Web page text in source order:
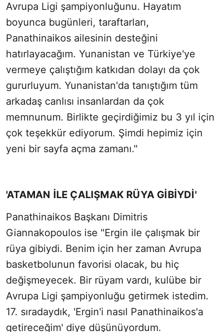
Avrupa Ligi şampiyonluğunu. Hayatım
boyunca bugünleri, taraftarları,
Panathinaikos ailesinin desteğini
hatırlayacağım. Yunanistan ve Türkiye'ye
vermeye çalıştığım katkıdan dolayı da çok
gururluyum. Yunanistan'da tanıştığım tüm
arkadaş canlısı insanlardan da çok
memnunum. Birlikte geçirdiğimiz bu 3 yıl için
çok teşekkür ediyorum. Şimdi hepimiz için
yeni bir sayfa açma zamanı."
'ATAMAN İLE ÇALIŞMAK RÜYA GİBİYDİ'
Panathinaikos Başkanı Dimitris
Giannakopoulos ise "Ergin ile çalışmak bir
rüya gibiydi. Benim için her zaman Avrupa
basketbolunun favorisi olacak, bu hiç
değişmeyecek. Bir rüyam vardı, kulübe bir
Avrupa Ligi şampiyonluğu getirmek istedim.
17. sıradaydık, 'Ergin'i nasıl Panathinaikos'a
getireceğim' diye düşünüyordum.